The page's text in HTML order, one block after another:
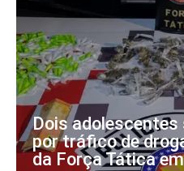
Dois adolescentes
por tráfico de
da Força Tática